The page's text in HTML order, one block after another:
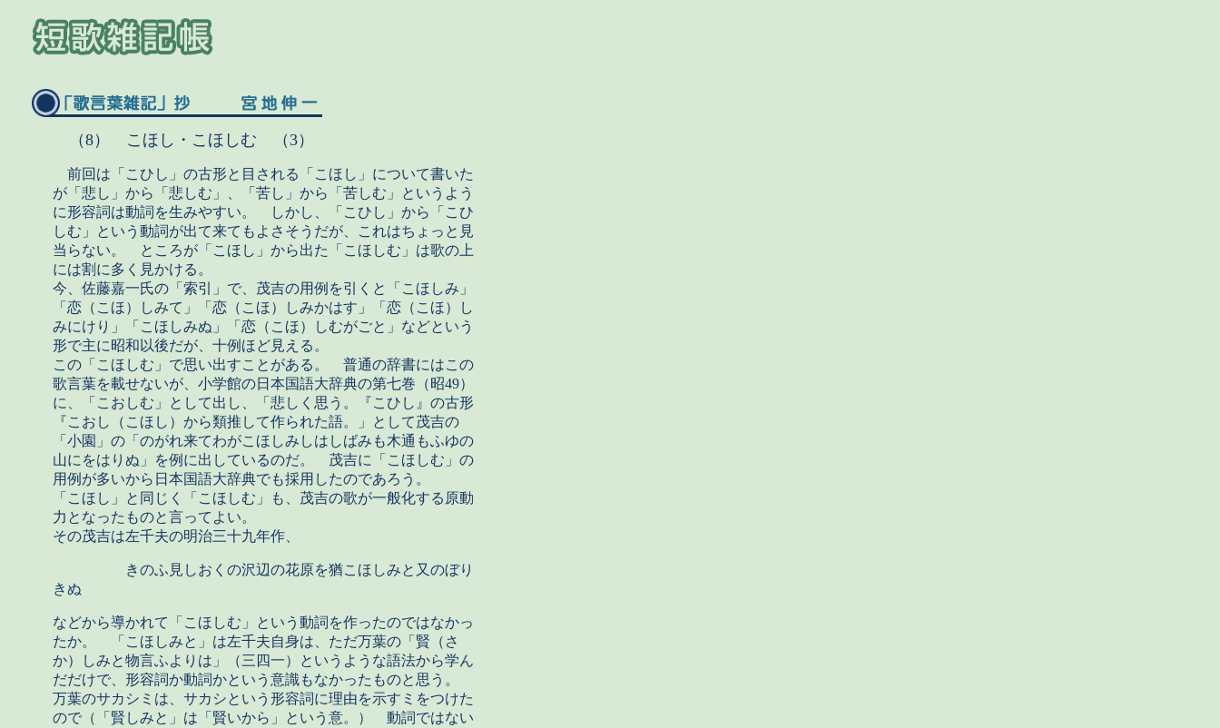
（8） こほし・こほしむ （3）
前回は「こひし」の古形と目される「こほし」について書いた
が「悲し」から「悲しむ」、「苦し」から「苦しむ」というよう
に形容詞は動詞を生みやすい。 しかし、「こひし」から「こひ
しむ」という動詞が出て来てもよさそうだが、これはちょっと見
当らない。 ところが「こほし」から出た「こほしむ」は歌の上
には割に多く見かける。
今、佐藤嘉一氏の「索引」で、茂吉の用例を引くと「こほしみ」
「恋（こほ）しみて」「恋（こほ）しみかはす」「恋（こほ）し
みにけり」「こほしみぬ」「恋（こほ）しむがごと」などという
形で主に昭和以後だが、十例ほど見える。
この「こほしむ」で思い出すことがある。 普通の辞書にはこの
歌言葉を載せないが、小学館の日本国語大辞典の第七巻（昭49）
に、「こおしむ」として出し、「悲しく思う。『こひし』の古形
『こおし（こほし）から類推して作られた語。」として茂吉の
「小園」の「のがれ来てわがこほしみしはしばみも木通もふゆの
山にをはりぬ」を例に出しているのだ。 茂吉に「こほしむ」の
用例が多いから日本国語大辞典でも採用したのであろう。
「こほし」と同じく「こほしむ」も、茂吉の歌が一般化する原動
力となったものと言ってよい。
その茂吉は左千夫の明治三十九年作、
きのふ見しおくの沢辺の花原を猶こほしみと又のぼり
きぬ
などから導かれて「こほしむ」という動詞を作ったのではなかっ
たか。 「こほしみと」は左千夫自身は、ただ万葉の「賢（さ
か）しみと物言ふよりは」（三四一）というような語法から学ん
だだけで、形容詞か動詞かという意識もなかったものと思う。
万葉のサカシミは、サカシという形容詞に理由を示すミをつけた
ので（「賢しみと」は「賢いから」という意。） 動詞ではない